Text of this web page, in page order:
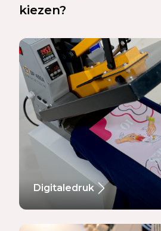
kiezen?
Digitaledruk